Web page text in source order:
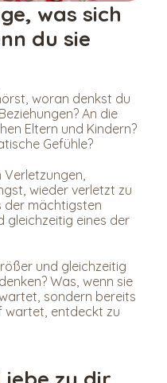
was sich
du sie
woran denkst du
An die
Eltern und Kindern?
Gefühle?
wieder verletzt zu
der mächtigsten
gleichzeitig eines der
und gleichzeitig
Was, wenn sie
sondern bereits
wartet, entdeckt zu